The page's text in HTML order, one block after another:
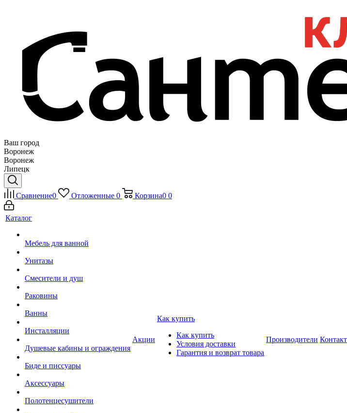
Ваш город
Воронеж
Воронеж
Липецк
Сравнение0 Отложенные 0 Корзина0 0
Каталог
Мебель для ванной
Унитазы
Смесители и душ
Раковины
Ванны
Инсталляции
Душевые кабины и ограждения
Биде и писсуары
Аксессуары
Полотенцесушители
Акции
Как купить
Как купить
Условия доставки
Гарантия и возврат товара
Производители